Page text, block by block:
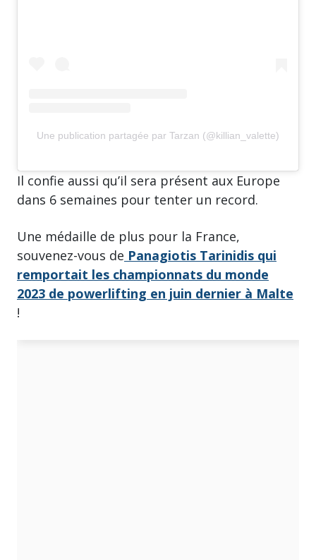
Une publication partagée par Tarzan (@killian_valette)
Il confie aussi qu’il sera présent aux Europe
dans 6 semaines pour tenter un record.
Une médaille de plus pour la France,
souvenez-vous de Panagiotis Tarinidis qui
remportait les championnats du monde
2023 de powerlifting en juin dernier à Malte
!